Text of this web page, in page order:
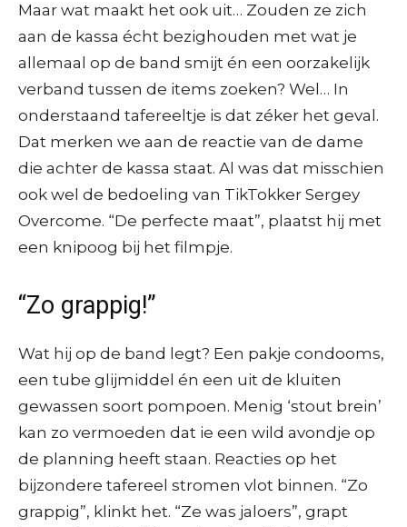
Maar wat maakt het ook uit… Zouden ze zich
aan de kassa écht bezighouden met wat je
allemaal op de band smijt én een oorzakelijk
verband tussen de items zoeken? Wel… In
onderstaand tafereeltje is dat zéker het geval.
Dat merken we aan de reactie van de dame
die achter de kassa staat. Al was dat misschien
ook wel de bedoeling van TikTokker Sergey
Overcome. “De perfecte maat”, plaatst hij met
een knipoog bij het filmpje.
“Zo grappig!”
Wat hij op de band legt? Een pakje condooms,
een tube glijmiddel én een uit de kluiten
gewassen soort pompoen. Menig ‘stout brein’
kan zo vermoeden dat ie een wild avondje op
de planning heeft staan. Reacties op het
bijzondere tafereel stromen vlot binnen. “Zo
grappig”, klinkt het. “Ze was jaloers”, grapt